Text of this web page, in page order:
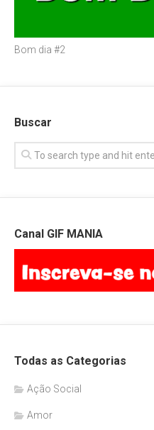
Bom dia #2
Buscar
Canal GIF MANIA
Todas as Categorias
Ação Social
Amor